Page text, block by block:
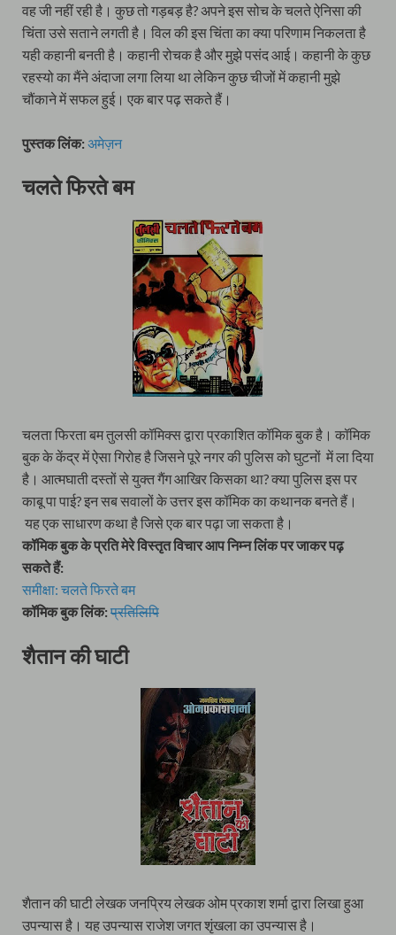
वह जी नहीं रही है। कुछ तो गड़बड़ है? अपने इस सोच के चलते ऐनिसा की
चिंता उसे सताने लगती है। विल की इस चिंता का क्या परिणाम निकलता है
यही कहानी बनती है। कहानी रोचक है और मुझे पसंद आई। कहानी के कुछ
रहस्यो का मैंने अंदाजा लगा लिया था लेकिन कुछ चीजों में कहानी मुझे
चौंकाने में सफल हुई। एक बार पढ़ सकते हैं।
पुस्तक लिंक:अमेज़न
चलते फिरते बम
चलता फिरता बम तुलसी कॉमिक्स द्वारा प्रकाशित कॉमिक बुक है। कॉमिक
बुक के केंद्र में ऐसा गिरोह है जिसने पूरे नगर की पुलिस को घुटनों में ला दिया
है। आत्मघाती दस्तों से युक्त गैंग आखिर किसका था? क्या पुलिस इस पर
काबू पा पाई? इन सब सवालों के उत्तर इस कॉमिक का कथानक बनते हैं।
यह एक साधारण कथा है जिसे एक बार पढ़ा जा सकता है।
कॉमिक बुक के प्रति मेरे विस्तृत विचार आप निम्न लिंक पर जाकर पढ़
सकते हैं:
समीक्षा: चलते फिरते बम
कॉमिक बुक लिंक:प्रतिलिपि
शैतान की घाटी
शैतान की घाटी लेखक जनप्रिय लेखक ओम प्रकाश शर्मा द्वारा लिखा हुआ
उपन्यास है। यह उपन्यास राजेश जगत शृंखला का उपन्यास है।